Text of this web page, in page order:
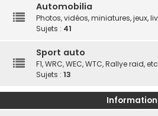
Automobilia
Photos, vidéos, miniatures, jeux,
Sujets : 41
Sport auto
F1, WRC, WEC, WTC, Rallye raid,
Sujets : 13